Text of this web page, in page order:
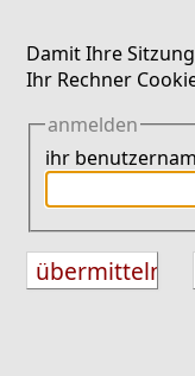
Damit Ihre
Ihr Rechner
anmelden
ihr